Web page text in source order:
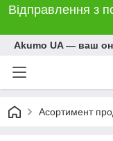
Відправлення з
Akumo UA — ваш
Асортимент